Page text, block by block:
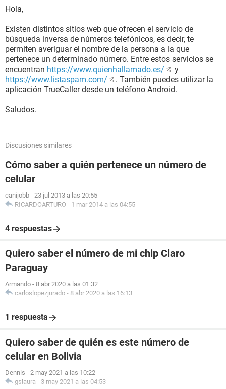
Hola,
Existen distintos sitios web que ofrecen el servicio de
búsqueda inversa de números telefónicos, es decir, te
permiten averiguar el nombre de la persona a la que
pertenece un determinado número. Entre estos servicios se
encuentran https://www.quienhallamado.es/
y
https://www.listaspam.com/
. También puedes utilizar la
aplicación TrueCaller desde un teléfono Android.
Saludos.
Discusiones similares
Cómo saber a quién pertenece un número de
celular
canijobb - 23 jul 2013 a las 20:55
RICARDOARTURO - 1 mar 2014 a las 04:55
4 respuestas
Quiero saber el número de mi chip Claro
Paraguay
Armando - 8 abr 2020 a las 01:32
carloslopezjurado - 8 abr 2020 a las 16:13
1 respuesta
Quiero saber de quién es este número de
celular en Bolivia
Dennis - 2 may 2021 a las 10:22
gslaura - 3 may 2021 a las 04:53